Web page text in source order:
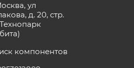
ул
д. 20, стр.
компонентов